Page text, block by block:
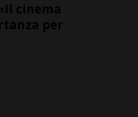
cinema
per